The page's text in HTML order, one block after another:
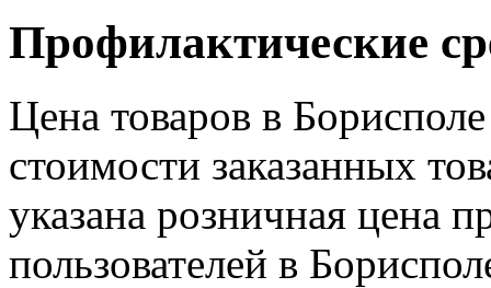
Профилактические
Цена товаров в
стоимости заказанных
указана розничная цена
пользователей в